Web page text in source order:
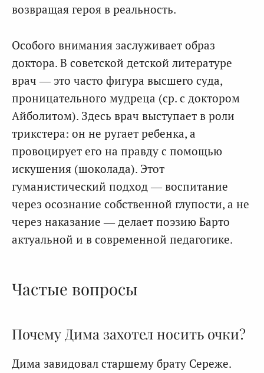
возвращая героя в реальность.
Особого внимания заслуживает образ
доктора. В советской детской литературе
врач — это часто фигура высшего суда,
проницательного мудреца (ср. с доктором
Айболитом). Здесь врач выступает в роли
трикстера: он не ругает ребенка, а
провоцирует его на правду с помощью
искушения (шоколада). Этот
гуманистический подход — воспитание
через осознание собственной глупости, а не
через наказание — делает поэзию Барто
актуальной и в современной педагогике.
Частые вопросы
Почему Дима захотел носить очки?
Дима завидовал старшему брату Сереже.